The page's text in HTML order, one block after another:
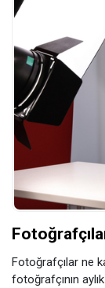
Fotoğrafçılar ne
fotoğrafçının